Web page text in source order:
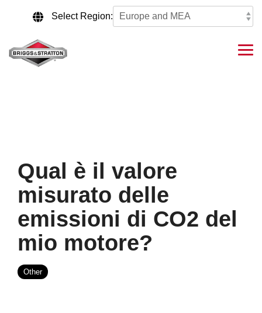
content.
Select Region:
Qual è il valore
misurato delle
emissioni di CO2 del
mio motore?
Other